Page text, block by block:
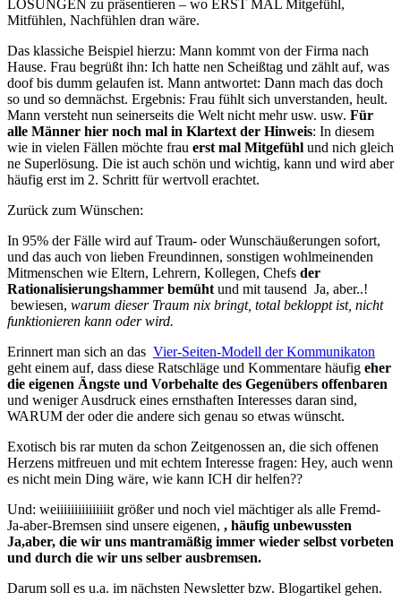
LÖSUNGEN zu präsentieren – wo ERST MAL Mitgefühl,
Mitfühlen, Nachfühlen dran wäre.
Das klassiche Beispiel hierzu: Mann kommt von der Firma nach
Hause. Frau begrüßt ihn: Ich hatte nen Scheißtag und zählt auf, was
doof bis dumm gelaufen ist. Mann antwortet: Dann mach das doch
so und so demnächst. Ergebnis: Frau fühlt sich unverstanden, heult.
Mann versteht nun seinerseits die Welt nicht mehr usw. usw. Für
alle Männer hier noch mal in Klartext der Hinweis: In diesem
wie in vielen Fällen möchte frau erst mal Mitgefühl und nich gleich
ne Superlösung. Die ist auch schön und wichtig, kann und wird aber
häufig erst im 2. Schritt für wertvoll erachtet.
Zurück zum Wünschen:
In 95% der Fälle wird auf Traum- oder Wunschäußerungen sofort,
und das auch von lieben Freundinnen, sonstigen wohlmeinenden
Mitmenschen wie Eltern, Lehrern, Kollegen, Chefs der
Rationalisierungshammer bemüht und mit tausend Ja, aber..!
bewiesen, warum dieser Traum nix bringt, total bekloppt ist, nicht
funktionieren kann oder wird.
Erinnert man sich an das Vier-Seiten-Modell der Kommunikaton
geht einem auf, dass diese Ratschläge und Kommentare häufig eher
die eigenen Ängste und Vorbehalte des Gegenübers offenbaren
und weniger Ausdruck eines ernsthaften Interesses daran sind,
WARUM der oder die andere sich genau so etwas wünscht.
Exotisch bis rar muten da schon Zeitgenossen an, die sich offenen
Herzens mitfreuen und mit echtem Interesse fragen: Hey, auch wenn
es nicht mein Ding wäre, wie kann ICH dir helfen??
Und: weiiiiiiiiiiiiiiit größer und noch viel mächtiger als alle Fremd-
Ja-aber-Bremsen sind unsere eigenen, , häufig unbewussten
Ja,aber, die wir uns mantramäßig immer wieder selbst vorbeten
und durch die wir uns selber ausbremsen.
Darum soll es u.a. im nächsten Newsletter bzw. Blogartikel gehen.